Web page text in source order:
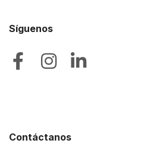
Síguenos
Contáctanos